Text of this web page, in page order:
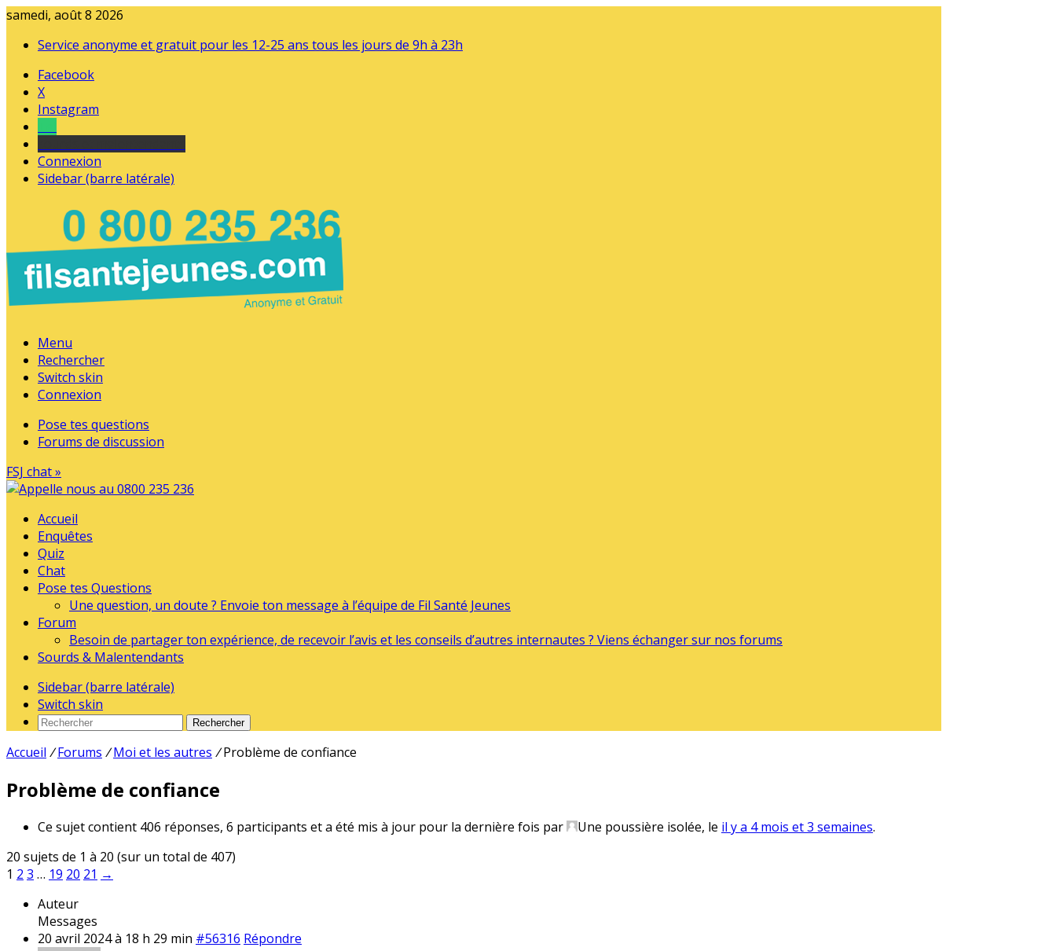
samedi, août 8 2026
Service anonyme et gratuit pour les 12-25 ans tous les jours de 9h à 23h
Facebook
X
Instagram
Connexion
Sidebar (barre latérale)
Menu
Rechercher
Switch skin
Connexion
Pose tes questions
Forums de discussion
FSJ chat »
Accueil
Enquêtes
Quiz
Chat
Pose tes Questions
Une question, un doute ? Envoie ton message à l’équipe de Fil Santé Jeunes
Forum
Besoin de partager ton expérience, de recevoir l’avis et les conseils d’autres internautes ? Viens échanger sur nos forums
Sourds & Malentendants
Sidebar (barre latérale)
Switch skin
Rechercher
Accueil / Forums / Moi et les autres / Problème de confiance
Problème de confiance
Ce sujet contient 406 réponses, 6 participants et a été mis à jour pour la dernière fois par Une poussière isolée, le il y a 4 mois et 3 semaines.
20 sujets de 1 à 20 (sur un total de 407)
1 2 3 … 19 20 21 →
Auteur
Messages
20 avril 2024 à 18 h 29 min #56316 Répondre